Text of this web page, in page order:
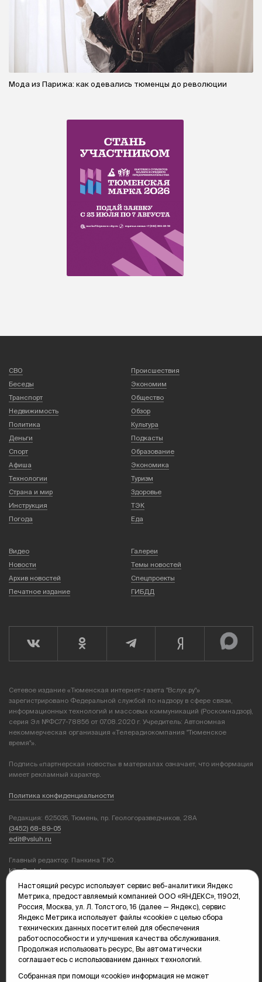
Мода из Парижа: как одевались тюменцы до революции
СВО
Происшествия
Беседы
Экономим
Транспорт
Общество
Недвижимость
Обзор
Политика
Культура
Деньги
Подкасты
Спорт
Образование
Афиша
Экономика
Технологии
Туризм
Страна и мир
Здоровье
Инструкция
ТЭК
Погода
Еда
Видео
Галереи
Новости
Темы новостей
Архив новостей
Спецпроекты
Печатное издание
ГИБДД
Сетевое издание «Тюменская интернет-газета "Вслух.ру"»
зарегистрировано Федеральной службой по надзору в сфере связи,
информационных технологий и массовых коммуникаций (Роскомнадзор),
серия Эл №ФС77-78856 от 07.08.2020 г. Учредитель: Автономная
некоммерческая организация «Телерадиокомпания "Тюменское
время"».
Подпись «партнерская новость» в материалах означает, что информация
имеет рекламный характер.
Политика конфиденциальности
Редакция: 625035, Тюмень, пр. Геологоразведчиков, 28А
(3452) 68-89-05
edit@vsluh.ru
Главный редактор: Панкина Т.Ю.
kika@vsluh.ru
Настоящий ресурс использует сервис веб-аналитики Яндекс
Метрика, предоставляемый компанией ООО «ЯНДЕКС», 119021,
Россия, Москва, ул. Л. Толстого, 16 (далее — Яндекс), сервис
Яндекс Метрика использует файлы «cookie» с целью сбора
технических данных посетителей для обеспечения
работоспособности и улучшения качества обслуживания.
Продолжая использовать ресурс, Вы автоматически
соглашаетесь с использованием данных технологий.
Собранная при помощи «cookie» информация не может